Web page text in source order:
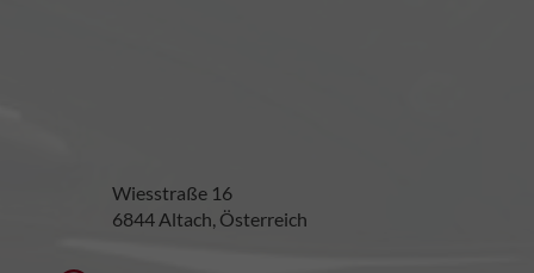
Wiesstraße 16
6844 Altach, Österreich